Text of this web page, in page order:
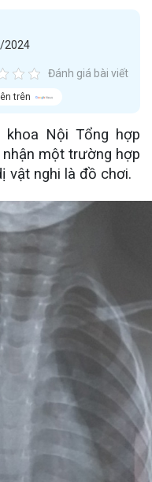
2024
Đánh giá bài viết
trên
khoa Nội Tổng hợp
nhận một trường hợp
vật nghi là đồ chơi.